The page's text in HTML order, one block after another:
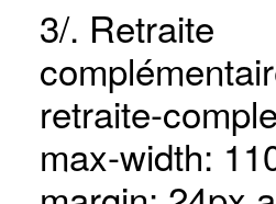
3/. Retraite
retraite-
max-width: